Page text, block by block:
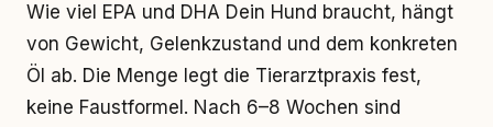
Wie viel EPA und DHA Dein Hund braucht, hängt
von Gewicht, Gelenkzustand und dem konkreten
Öl ab. Die Menge legt die Tierarztpraxis fest,
keine Faustformel. Nach 6–8 Wochen sind